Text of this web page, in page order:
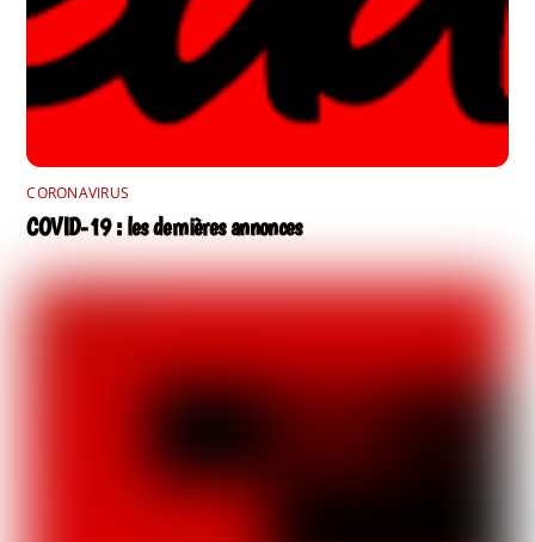
CORONAVIRUS
COVID-19 : les dernières annonces